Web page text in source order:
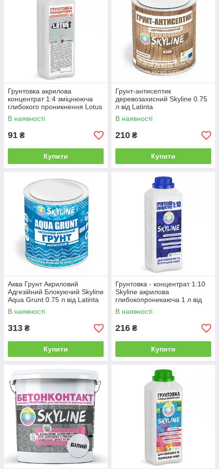
Грунтовка акрилова
концентрат 1:4 зміцнююча
глибокого проникнення Lotus
1 л від Latinta
В наявності
91 ₴
Купити
Грунт-антисептик
деревозахисний Skyline 0.75
л від Latinta
В наявності
210 ₴
Купити
Аква Грунт Акриловий
Адгезійний Блокуючий Skyline
Aqua Grunt 0.75 л від Latinta
В наявності
313 ₴
Купити
Грунтовка - концентрат 1:10
Skyline акрилова
глибокопроникаюча 1 л від
Latinta
В наявності
216 ₴
Купити